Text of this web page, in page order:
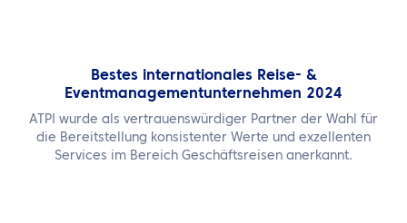
Bestes internationales Reise- &
Eventmanagementunternehmen 2024
ATPI wurde als vertrauenswürdiger Partner der Wahl für
die Bereitstellung konsistenter Werte und exzellenten
Services im Bereich Geschäftsreisen anerkannt.